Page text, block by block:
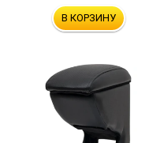
В КОРЗИНУ